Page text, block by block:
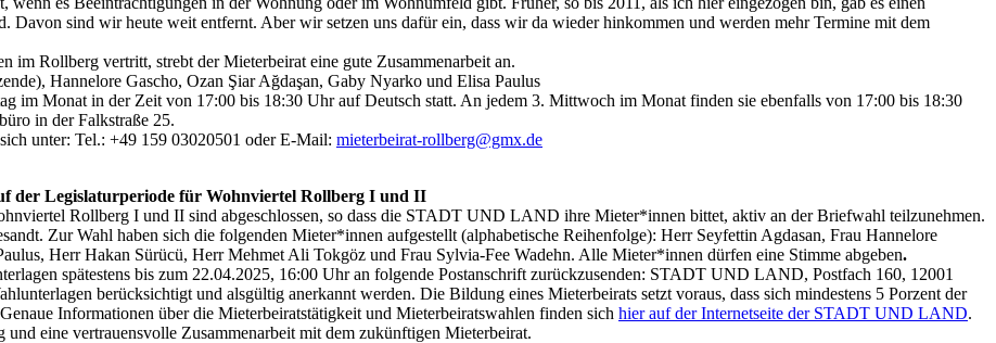
Davon sind wir heute weit entfernt. Aber wir setzen uns dafür ein, dass wir da wieder hinkommen und werden mehr Termine mit dem
im Rollberg vertritt, strebt der Mieterbeirat eine gute Zusammenarbeit an.
Hannelore Gascho, Ozan Şiar Ağdaşan, Gaby Nyarko und Elisa Paulus
im Monat in der Zeit von 17:00 bis 18:30 Uhr auf Deutsch statt. An jedem 3. Mittwoch im Monat finden sie ebenfalls von 17:00 bis 18:30
in der Falkstraße 25.
unter: Tel.: +49 159 03020501 oder E-Mail: mieterbeirat-rollberg@gmx.de
der Legislaturperiode für Wohnviertel Rollberg I und II
Rollberg I und II sind abgeschlossen, so dass die STADT UND LAND ihre Mieter*innen bittet, aktiv an der Briefwahl teilzunehmen.
Zur Wahl haben sich die folgenden Mieter*innen aufgestellt (alphabetische Reihenfolge): Herr Seyfettin Agdasan, Frau Hannelore
Herr Hakan Sürücü, Herr Mehmet Ali Tokgöz und Frau Sylvia-Fee Wadehn. Alle Mieter*innen dürfen eine Stimme abgeben.
spätestens bis zum 22.04.2025, 16:00 Uhr an folgende Postanschrift zurückzusenden: STADT UND LAND, Postfach 160, 12001
berücksichtigt und alsgültig anerkannt werden. Die Bildung eines Mieterbeirats setzt voraus, dass sich mindestens 5 Porzent der
Informationen über die Mieterbeiratstätigkeit und Mieterbeiratswahlen finden sich hier auf der Internetseite der STADT UND LAND.
eine vertrauensvolle Zusammenarbeit mit dem zukünftigen Mieterbeirat.